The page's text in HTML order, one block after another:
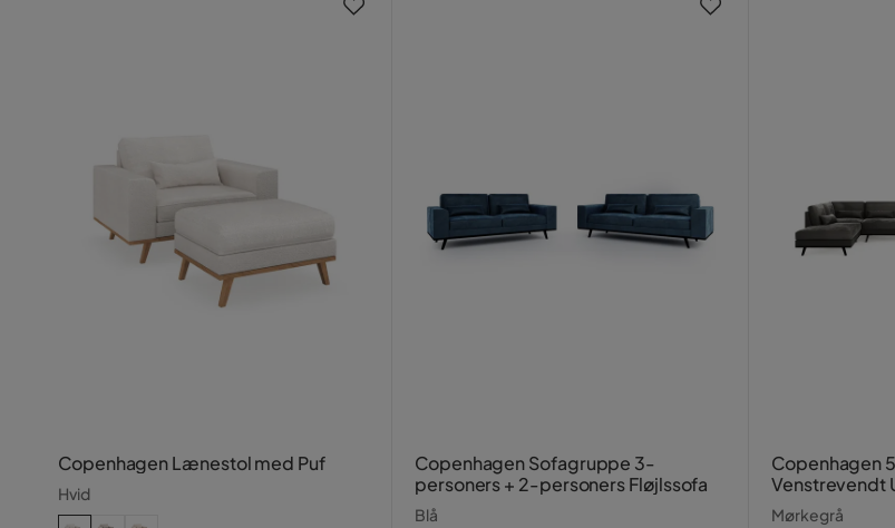
Copenhagen Lænestol med Puf
Hvid
Copenhagen Sofagruppe 3-
personers + 2-personers Fløjlssofa
Blå
Copenhagen
Venstrevendt
Chaiselong og
Mørkegrå